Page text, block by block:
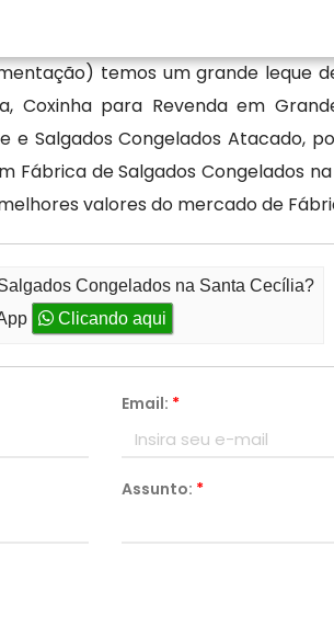
temos um grande leque
Coxinha para Revenda em
e Salgados Congelados Atacado,
de Salgados Congelados
valores do mercado de
Congelados na Santa Cecília?
Clicando aqui
Email: *
Assunto: *